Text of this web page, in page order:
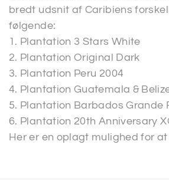
bredt udsnit af Caribiens
følgende:
1. Plantation 3 Stars White
2. Plantation Original Dark
3. Plantation Peru 2004
4. Plantation Guatemala &
5. Plantation Barbados Grande
6. Plantation 20th Anniversary
Her er en oplagt mulighed for